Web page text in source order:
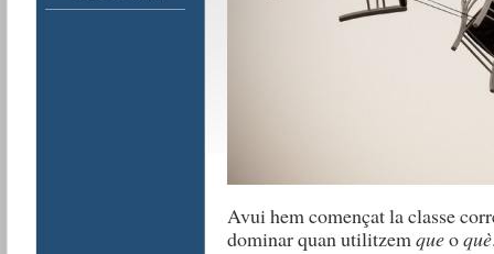
Avui hem començat la classe
dominar quan utilitzemqueoquè